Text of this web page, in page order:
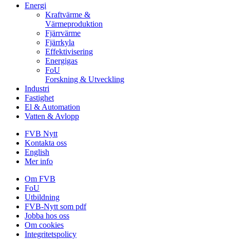
Energi
Kraftvärme &
Värmeproduktion
Fjärrvärme
Fjärrkyla
Effektivisering
Energigas
FoU
Forskning & Utveckling
Industri
Fastighet
El & Automation
Vatten & Avlopp
FVB Nytt
Kontakta oss
English
Mer info
Om FVB
FoU
Utbildning
FVB-Nytt som pdf
Jobba hos oss
Om cookies
Integritetspolicy